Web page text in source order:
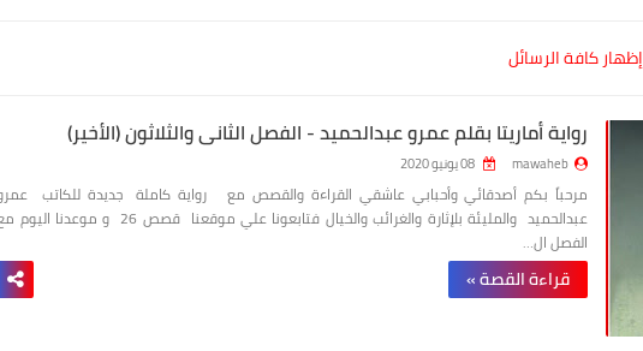
إظهار كافة الرسائل
رواية أماريتا بقلم عمرو عبدالحميد - الفصل الثانى والثلاثون (الأخير)
mawaheb
مرحباً بكم أصدقائي وأحبابي عاشقي القراءة والقصص مع رواية كاملة جديدة للكاتب
عبدالحميد والمليئة بلإثارة والغرائب والخيال فتابعونا علي موقعنا قصص 26 و موعدنا
الفصل ال…
قراءة القصة »